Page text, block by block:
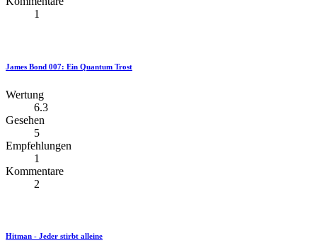
1
James Bond 007: Ein Quantum Trost
Wertung
6.3
Gesehen
5
Empfehlungen
1
Kommentare
2
Hitman - Jeder stirbt alleine